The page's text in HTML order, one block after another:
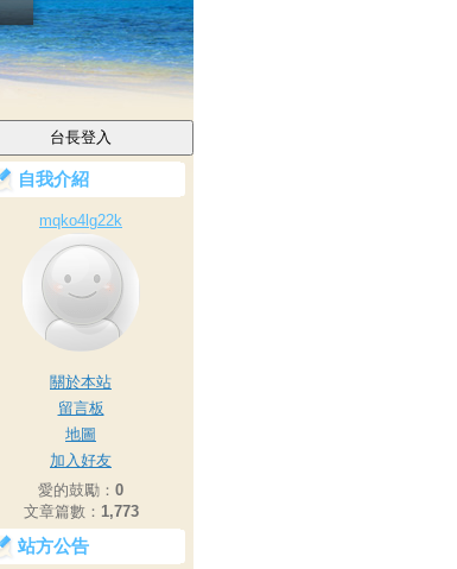
自我介紹
mqko4lg22k
關於本站
留言板
地圖
加入好友
愛的鼓勵： 0
文章篇數： 1,773
站方公告